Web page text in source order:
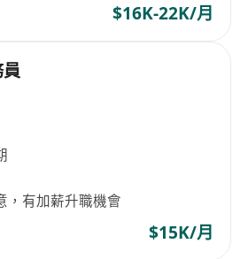
$16K-22K/月
，有加薪升職機會
$15K/月